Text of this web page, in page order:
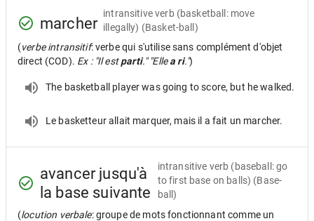
marcher
intransitive verb (basketball: move
illegally) (Basket-ball)
(verbe intransitif: verbe qui s'utilise sans complément d'objet
direct (COD). Ex : "Il estparti." "Ellea ri.")
The basketball player was going to score, but he walked.
Le basketteur allait marquer, mais il a fait un marcher.
avancer jusqu'à
la base suivante
intransitive verb (baseball: go
to first base on balls) (Base-
ball)
(locution verbale: groupe de mots fonctionnant comme un